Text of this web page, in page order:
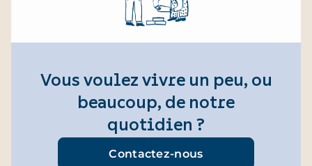
Vous voulez vivre un peu, ou
beaucoup, de notre
quotidien ?
Contactez-nous